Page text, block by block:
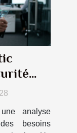
analyse
besoins